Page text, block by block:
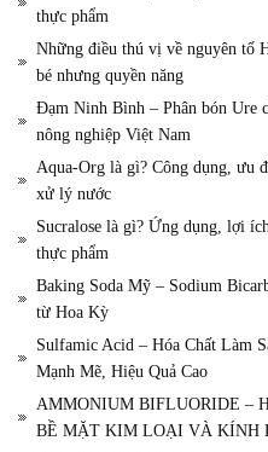
thực phẩm
Những điều thú vị về nguyên tố
bé nhưng quyền năng
Đạm Ninh Bình – Phân bón Ure
nông nghiệp Việt Nam
Aqua-Org là gì? Công dụng, ưu
xử lý nước
Sucralose là gì? Ứng dụng, lợi
thực phẩm
Baking Soda Mỹ – Sodium
từ Hoa Kỳ
Sulfamic Acid – Hóa Chất Làm
Mạnh Mẽ, Hiệu Quả Cao
AMMONIUM BIFLUORIDE –
BỀ MẶT KIM LOẠI VÀ KÍNH